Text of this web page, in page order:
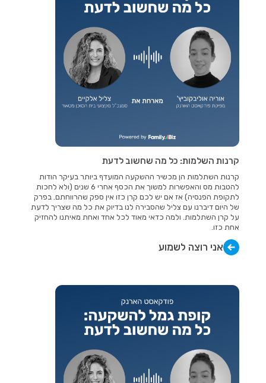
קרנות השלמות: כל מה שחשוב לדעת
קרנות השתלמות הן מכשיר ההשקעה המועדף ביותר בעיקר הודות
להטבות מס והאפשרות למשוך את הכסף אחרי 6 שנים (ולא לחכות
לתקופת הפנסיה) אז אם יש לכם קרן כזו אין ספק שהרווחתם. בפרק
של היום דיברנו עם צליל שהסבירה לנו בדיוק את כל מה שצריך לדעת
על קרן השתלמות. ולמה כדאי מאוד לכל אחד ואחת מאיתנו להחזיק
אחת כזו.
אני רוצה לשמוע